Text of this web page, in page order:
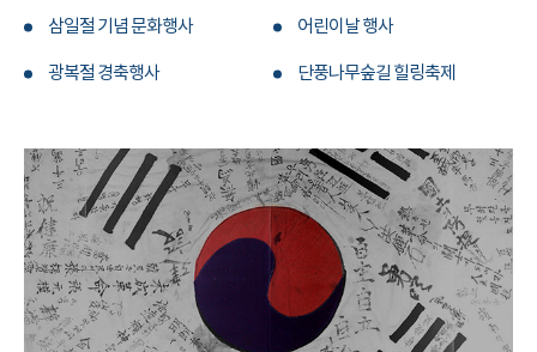
삼일절 기념 문화행사 어린이날 행사
광복절 경축행사 단풍나무숲길 힐링축제